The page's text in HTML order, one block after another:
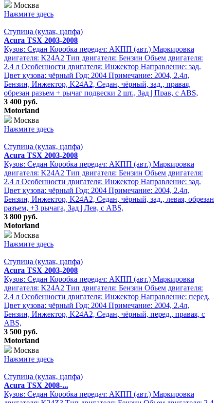
Москва
Нажмите здесь
Ступица (кулак, цапфа)
Acura TSX 2003-2008
Кузов: Седан Коробка передач: АКПП (авт.) Маркировка
двигателя: K24A2 Тип двигателя: Бензин Обьем двигателя:
2.4 л Особенности двигателя: Инжектор Направление: зад.
Цвет кузова: чёрный Год: 2004 Примечание: 2004, 2.4л,
Бензин, Инжектор, K24A2, Седан, чёрный, зад., правая,
обрезан разъем + рычаг подвески 2 шт., Зад | Прав, с ABS,
3 400 руб.
Motorland
Москва
Нажмите здесь
Ступица (кулак, цапфа)
Acura TSX 2003-2008
Кузов: Седан Коробка передач: АКПП (авт.) Маркировка
двигателя: K24A2 Тип двигателя: Бензин Обьем двигателя:
2.4 л Особенности двигателя: Инжектор Направление: зад.
Цвет кузова: чёрный Год: 2004 Примечание: 2004, 2.4л,
Бензин, Инжектор, K24A2, Седан, чёрный, зад., левая, обрезан
разъем, +3 рычага, Зад | Лев, с ABS,
3 800 руб.
Motorland
Москва
Нажмите здесь
Ступица (кулак, цапфа)
Acura TSX 2003-2008
Кузов: Седан Коробка передач: АКПП (авт.) Маркировка
двигателя: K24A2 Тип двигателя: Бензин Обьем двигателя:
2.4 л Особенности двигателя: Инжектор Направление: перед.
Цвет кузова: чёрный Год: 2004 Примечание: 2004, 2.4л,
Бензин, Инжектор, K24A2, Седан, чёрный, перед., правая, с
ABS,
3 500 руб.
Motorland
Москва
Нажмите здесь
Ступица (кулак, цапфа)
Acura TSX 2008-...
Кузов: Седан Коробка передач: АКПП (авт.) Маркировка